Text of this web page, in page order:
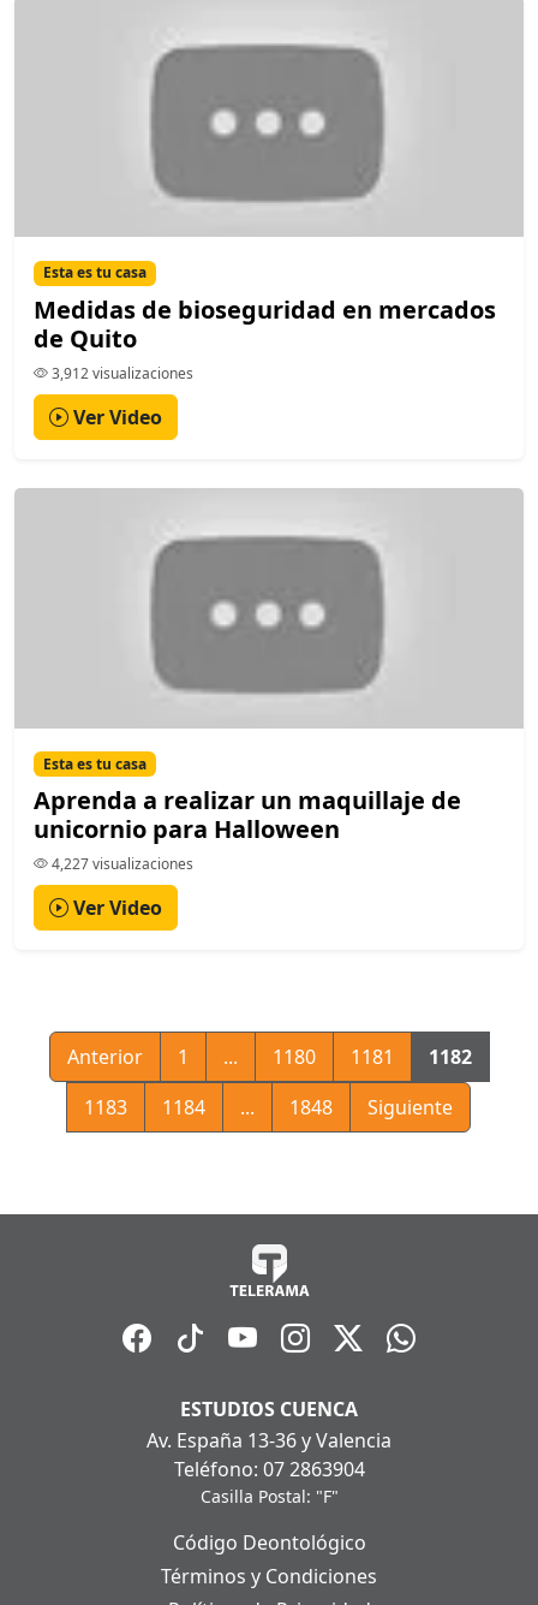
Esta es tu casa
Medidas de bioseguridad en mercados
de Quito
3,912 visualizaciones
Ver Video
Esta es tu casa
Aprenda a realizar un maquillaje de
unicornio para Halloween
4,227 visualizaciones
Ver Video
Anterior 1 ... 1180 1181
1182
1183
1184 ... 1848 Siguiente
ESTUDIOS CUENCA
Av. España 13-36 y Valencia
Teléfono: 07 2863904
Casilla Postal: "F"
Código Deontológico
Términos y Condiciones